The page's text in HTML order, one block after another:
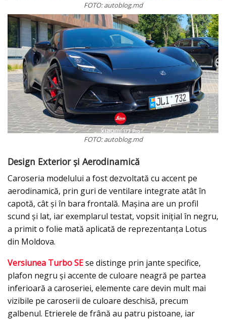
FOTO: autoblog.md
FOTO: autoblog.md
Design Exterior și Aerodinamică
Caroseria modelului a fost dezvoltată cu accent pe
aerodinamică, prin guri de ventilare integrate atât în
capotă, cât și în bara frontală. Mașina are un profil
scund și lat, iar exemplarul testat, vopsit inițial în negru,
a primit o folie mată aplicată de reprezentanța Lotus
din Moldova.
Versiunea Turbo SEse distinge prin jante specifice,
plafon negru și accente de culoare neagră pe partea
inferioară a caroseriei, elemente care devin mult mai
vizibile pe caroserii de culoare deschisă, precum
galbenul. Etrierele de frână au patru pistoane, iar